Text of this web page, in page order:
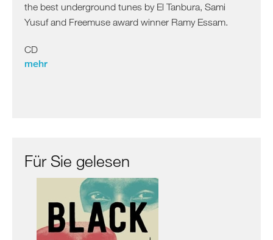
the best underground tunes by El Tanbura, Sami
Yusuf and Freemuse award winner Ramy Essam.
CD
mehr
Für Sie gelesen